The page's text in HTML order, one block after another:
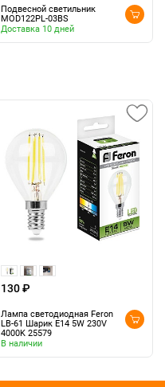
Подвесной светильник
MOD122PL-03BS
Доставка 10 дней
130 ₽
Лампа светодиодная Feron
LB-61 Шарик E14 5W 230V
4000K 25579
В наличии